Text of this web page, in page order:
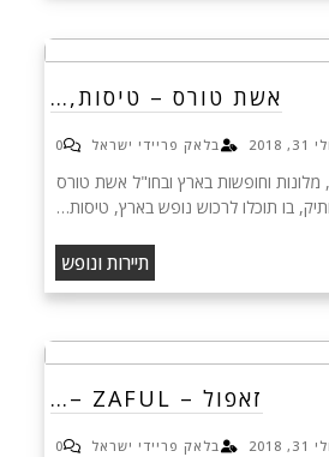
אשת טורס – טיסות,…
2018 בלאק פריידי ישראל 0
וחופשות בארץ ובחו"ל אשת טורס
בו תוכלו לרכוש נופש בארץ, טיסות…
תיירות ונופש
זאפול – ZAFUL –…
2018 בלאק פריידי ישראל 0